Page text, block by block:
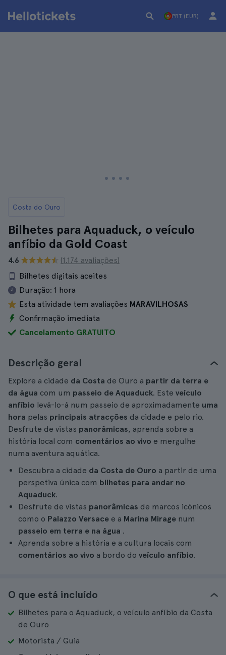
PRT (EUR)
Costa do Ouro
Bilhetes para Aquaduck, o veículo
anfíbio da Gold Coast
4.6
(1.174 avaliações)
Bilhetes digitais aceites
Duração: 1 hora
Esta atividade tem avaliações MARAVILHOSAS
Confirmação imediata
Cancelamento GRATUITO
Descrição geral
Explore a cidade da Costa de Ouro a partir da terra e
da água com um passeio de Aquaduck. Este veículo
anfíbio levá-lo-á num passeio de aproximadamente uma
hora pelas principais atracções da cidade e pelo rio.
Desfrute de vistas panorâmicas, aprenda sobre a
história local com comentários ao vivo e mergulhe
numa aventura aquática.
Descubra a cidade da Costa de Ouro a partir de uma
perspetiva única com bilhetes para andar no
Aquaduck.
Desfrute de vistas panorâmicas de marcos icónicos
como o Palazzo Versace e a Marina Mirage num
passeio em terra e na água .
Aprenda sobre a história e a cultura locais com
comentários ao vivo a bordo do veículo anfíbio.
O que está incluído
Bilhetes para o Aquaduck, o veículo anfíbio da Costa
de Ouro
Motorista / Guia